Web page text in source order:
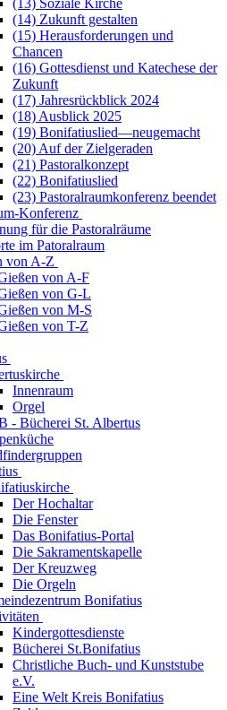
(14) Zukunft gestalten
(15) Herausforderungen und
Chancen
(16) Gottesdienst und Katechese der
Zukunft
(17) Jahresrückblick 2024
(18) Ausblick 2025
(19) Bonifatiuslied—neugemacht
(20) Auf der Zielgeraden
(21) Pastoralkonzept
(22) Bonifatiuslied
(23) Pastoralraumkonferenz beendet
Konferenz
für die Pastoralräume
im Patoralraum
von A-Z
von A-F
von G-L
von M-S
von T-Z
Innenraum
Orgel
- Bücherei St. Albertus
Der Hochaltar
Die Fenster
Das Bonifatius-Portal
Die Sakramentskapelle
Der Kreuzweg
Die Orgeln
Bonifatius
Kindergottesdienste
Bücherei St.Bonifatius
Christliche Buch- und Kunststube
e.V.
Eine Welt Kreis Bonifatius